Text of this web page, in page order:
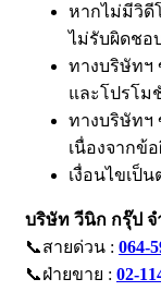
หากไม่มีวิดี
ไม่รับผิดช
ทางบริษัทฯ
และโปรโม
ทางบริษัทฯ
เนื่องจากข้
เงื่อนไขเป็
บริษัท วีนิก กรุ๊ป จ
📞สายด่วน : 064-
📞ฝ่ายขาย : 02-